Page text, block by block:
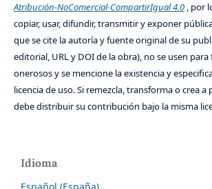
Atribución-NoComercial-CompartirIgual 4.0, por
copiar, usar, difundir, transmitir y exponer
que se cite la autoría y fuente original de su
editorial, URL y DOI de la obra), no se usen
onerosos y se mencione la existencia y
licencia de uso. Si remezcla, transforma o crea
debe distribuir su contribución bajo la misma
Idioma